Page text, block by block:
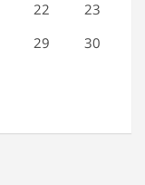
22
23
29
30